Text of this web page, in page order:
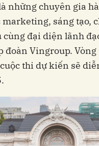
những chuyên gia
sáng tạo,
đại diện lãnh
đoàn Vingroup.
thi dự kiến sẽ